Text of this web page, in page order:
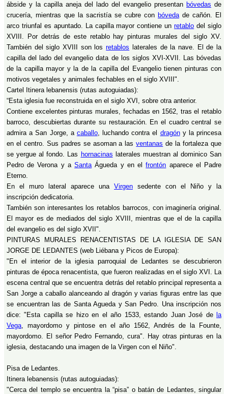
ábside y la capilla aneja del lado del evangelio presentan bóvedas de
crucería, mientras que la sacristía se cubre con bóvedade cañón. El
arco triunfal es apuntado. La capilla mayor contiene unretablo del siglo
XVIII. Por detrás de este retablo hay pinturas murales del siglo XV.
También del siglo XVIII son losretablos laterales de la nave. El de la
capilla del lado del evangelio data de los siglos XVI-XVII. Las bóvedas
de la capilla mayor y la de la capilla del Evangelio tienen pinturas con
motivos vegetales y animales fechables en el siglo XVIII".
Cartel Itinera lebanensis (rutas autoguiadas):
“Esta iglesia fue reconstruida en el siglo XVI, sobre otra anterior.
Contiene excelentes pinturas murales, fechadas en 1562, tras el retablo
barroco, descubiertas durante su restauración. En el cuadro central se
admira a San Jorge, a caballo, luchando contra el dragóny la princesa
en el centro. Sus padres se asoman a lasventanas de la fortaleza que
se yergue al fondo. Las hornacinas laterales muestran al dominico San
Pedro de Verona y aSantaÁgueda y en elfrontón aparece el Padre
Eterno.
En el muro lateral aparece una Virgen sedente con el Niño y la
inscripción dedicatoria.
También son interesantes los retablos barrocos, con imaginería original.
El mayor es de mediados del siglo XVIII, mientras que el de la capilla
del evangelio es del siglo XVII".
PINTURAS MURALES RENACENTISTAS DE LA IGLESIA DE SAN
JORGE DE LEDANTES (web Liébana y Picos de Europa):
"En el interior de la iglesia parroquial de Ledantes se descubrieron
pinturas de época renacentista, que fueron realizadas en el siglo XVI. La
escena central que se encuentra detrás del retablo principal representa a
San Jorge a caballo alanceando al dragón y varias figuras entre las que
se encuentran las de Santa Agueda y San Pedro. Una inscripción nos
dice: "Esta capilla se hizo en el año 1533, estando Juan José de la
Vega, mayordomo y pintose en el año 1562, Andrés de la Founte,
mayordomo. El señor Pedro Fernando, cura". Hay otras pinturas en la
iglesia, destacando una imagen de la Virgen con el Niño".
Pisa de Ledantes.
Itinera lebanensis (rutas autoguiadas):
"Cerca del templo se encuentra la “pisa” o batán de Ledantes, singular